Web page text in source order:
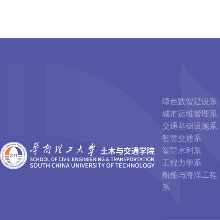
绿色数智建设系
城市运维管理系
交通基础设施系
智慧交通系
智慧水利系
工程力学系
船舶与海洋工程
系